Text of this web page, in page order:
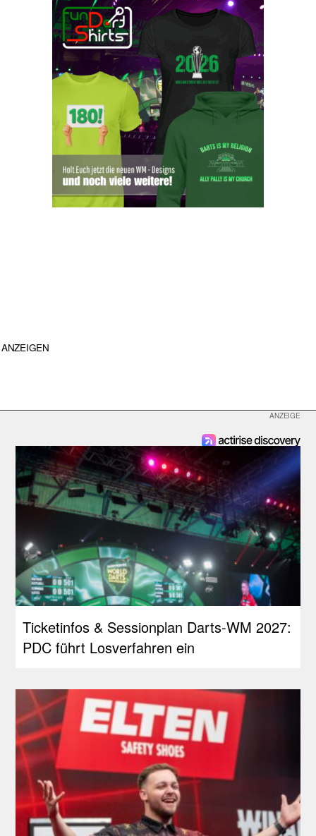
ANZEIGEN
Ticketinfos & Sessionplan Darts-WM 2027:
PDC führt Losverfahren ein